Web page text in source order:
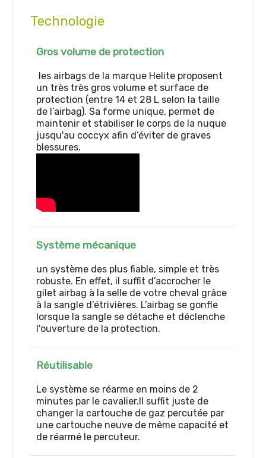
Technologie
Gros volume de protection
les airbags de la marque Helite proposent
un très très gros volume et surface de
protection (entre 14 et 28 L selon la taille
de l’airbag). Sa forme unique, permet de
maintenir et stabiliser le corps de la nuque
jusqu'au coccyx afin d’éviter de graves
blessures.
Système mécanique
un système des plus fiable, simple et très
robuste. En effet, il suffit d’accrocher le
gilet airbag à la selle de votre cheval grâce
à la sangle d’étrivières. L’airbag se gonfle
lorsque la sangle se détache et déclenche
l'ouverture de la protection.
Réutilisable
Le système se réarme en moins de 2
minutes par le cavalier.Il suffit juste de
changer la cartouche de gaz percutée par
une cartouche neuve de même capacité et
de réarmé le percuteur.